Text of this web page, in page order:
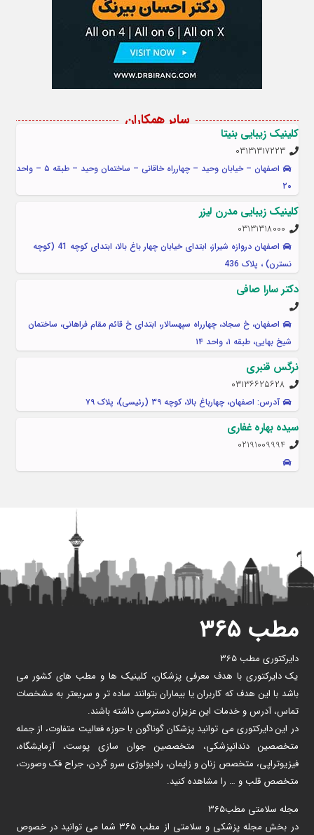
سایر همکاران
کلینیک زیبایی بنیتا
۰۳۱۳۱۳۱۷۲۲۳
اصفهان – خیابان وحید – چهارراه خاقانی – ساختمان وحید – طبقه ۵ – واحد
۲۰
کلینیک زیبایی مدرن لیزر
03131318000
اصفهان دروازه شیراز، ابتدای خیابان چهار باغ بالا، ابتدای کوچه 41 (کوچه
نسترن) ، پلاک 436
دکتر سارا صافی
اصفهان، خ سجاد، چهارراه سپهسالار، ابتدای خ قائم مقام فراهانی، ساختمان
شیخ بهایی، طبقه ۱، واحد ۱۴
نرگس قنبری
۰۳۱۳۶۶۲۵۶۲۸
آدرس: اصفهان، چهارباغ بالا، کوچه ۳۹ (رئیسی)، پلاک ۷۹
سیده بهاره غفاری
02191009994
مطب ۳۶۵
دایرکتوری مطب 365
یک دایرکتوری با هدف معرفی پزشکان، کلینیک ها و مطب های کشور می
باشد با این هدف که کاربران یا بیماران بتوانند ساده تر و سریعتر به مشخصات
تماس، آدرس و خدمات این عزیزان دسترسی داشته باشند.
در این دایرکتوری می توانید پزشکان گوناگون با حوزه فعالیت متفاوت، از جمله
متخصصین دندانپزشکی، متخصصین جوان سازی پوست، آزمایشگاه،
فیزیوتراپی، متخصص زنان و زایمان، رادیولوژی سرو گردن، جراح فک وصورت،
متخصص قلب و … را مشاهده کنید.
مجله سلامتی مطب365
در بخش مجله پزشکی و سلامتی از مطب ۳۶۵ شما می توانید در خصوص